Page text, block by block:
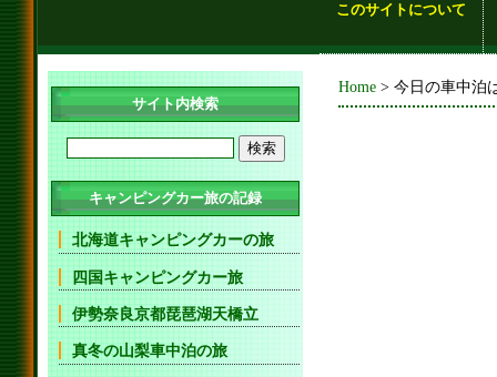
このサイトについて
Home > 今日の車中泊
サイト内検索
キャンピングカー旅の記録
北海道キャンピングカーの旅
四国キャンピングカー旅
伊勢奈良京都琵琶湖天橋立
真冬の山梨車中泊の旅